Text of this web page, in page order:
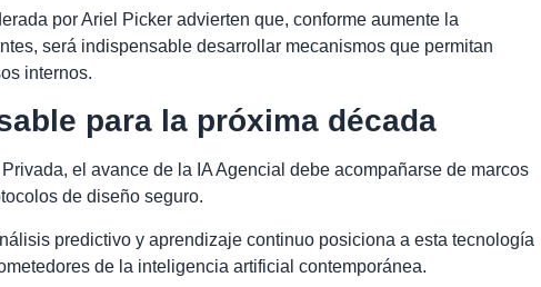
por Ariel Picker advierten que, conforme aumente la
será indispensable desarrollar mecanismos que permitan
internos.
para la próxima década
el avance de la IA Agencial debe acompañarse de marcos
de diseño seguro.
predictivo y aprendizaje continuo posiciona a esta tecnología
de la inteligencia artificial contemporánea.